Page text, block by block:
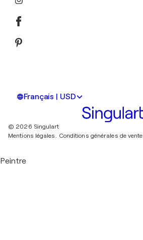
Français | USD
© 2026 Singulart
Mentions légales.
Conditions générales de vente
Peintre